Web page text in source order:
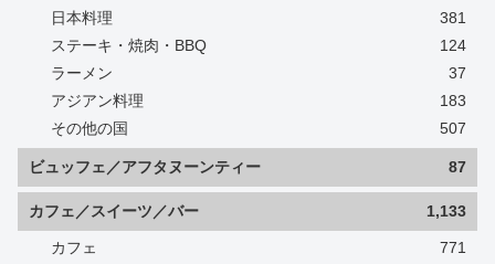
日本料理
381
ステーキ・焼肉・BBQ
124
ラーメン
37
アジアン料理
183
その他の国
507
ビュッフェ／アフタヌーンティー 87
カフェ／スイーツ／バー 1,133
カフェ
771